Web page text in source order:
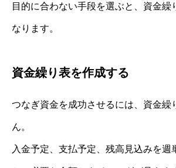
目的に合わない手段を選ぶと、資金繰
なります。
資金繰り表を作成する
つなぎ資金を成功させるには、資金繰
ん。
入金予定、支払予定、残高見込みを週